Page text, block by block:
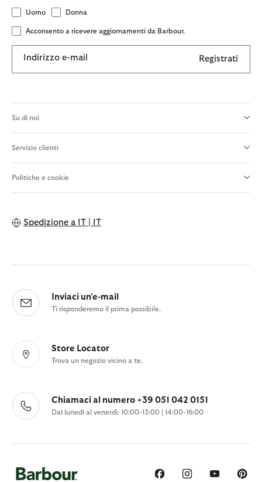
Uomo Donna
Acconsento a ricevere aggiornamenti da Barbour.
Indirizzo e-mail Registrati
Su di noi
Servizio clienti
Politiche e cookie
Spedizione a IT | IT
Inviaci un'e-mail
Ti risponderemo il prima possibile.
Store Locator
Trova un negozio vicino a te.
Chiamaci al numero +39 051 042 0151
Dal lunedì al venerdì: 10:00-13:00 | 14:00-16:00